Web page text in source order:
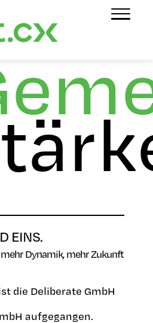
EINS.
Dynamik, mehr Zukunft
die Deliberate GmbH
aufgegangen.